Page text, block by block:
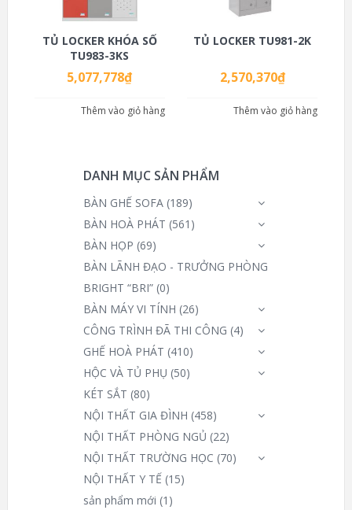
TỦ LOCKER KHÓA SỐ
TU983-3KS
5,077,778₫
Thêm vào giỏ hàng
TỦ LOCKER TU981-2K
2,570,370₫
Thêm vào giỏ hàng
DANH MỤC SẢN PHẨM
BÀN GHẾ SOFA (189)
BÀN HOÀ PHÁT (561)
BÀN HỌP (69)
BÀN LÃNH ĐẠO - TRƯỞNG PHÒNG
BRIGHT “BRI” (0)
BÀN MÁY VI TÍNH (26)
CÔNG TRÌNH ĐÃ THI CÔNG (4)
GHẾ HOÀ PHÁT (410)
HỘC VÀ TỦ PHỤ (50)
KÉT SẮT (80)
NỘI THẤT GIA ĐÌNH (458)
NỘI THẤT PHÒNG NGỦ (22)
NỘI THẤT TRƯỜNG HỌC (70)
NỘI THẤT Y TẾ (15)
sản phẩm mới (1)